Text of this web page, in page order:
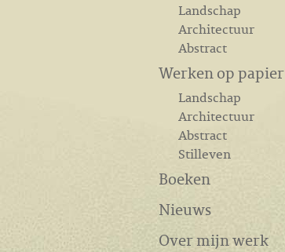
Landschap
Architectuur
Abstract
Werken op papier
Landschap
Architectuur
Abstract
Stilleven
Boeken
Nieuws
Over mijn werk